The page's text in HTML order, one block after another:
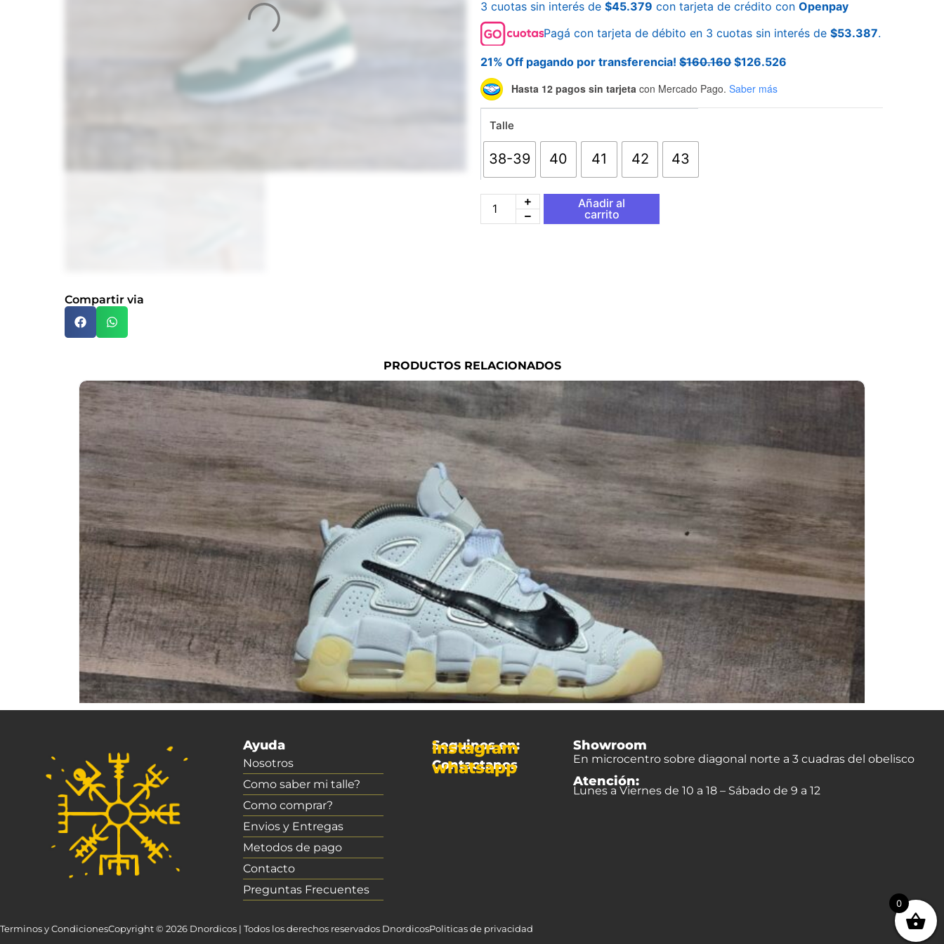
Compartir via
3 cuotas sin interés de$45.379 con tarjeta de crédito conOpenpay
Pagá con tarjeta de débito en 3 cuotas sin interés de$53.387.
21% Off pagando por transferencia!$160.160 $126.526
Hasta 12 pagos sin tarjeta con Mercado Pago. Saber más
Talle
38-39 40 41 42 43
Nike
Air
Max
1
Jewel
Pipa
verde
Añadir al
carrito
PRODUCTOS RELACIONADOS
Ayuda
Nosotros
Como saber mi talle?
Como comprar?
Envios y Entregas
Metodos de pago
Contacto
Preguntas Frecuentes
Seguinos en:
instagram
Contactanos
whatsapp
Showroom
En microcentro sobre diagonal norte a 3 cuadras del obelisco
Atención:
Lunes a Viernes de 10 a 18 – Sábado de 9 a 12
Terminos y CondicionesCopyright © 2026 Dnordicos | Todos los derechos reservados DnordicosPoliticas de privacidad
0